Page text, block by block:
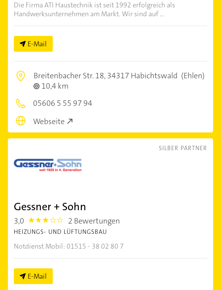
Die Firma ATI Haustechnik ist seit 1992 erfolgreich als
Handwerksunternehmen am Markt. Wir sind auf ...
E-Mail
Breitenbacher Str. 18,34317 Habichtswald (Ehlen)
10,4 km
05606 5 55 97 94
Webseite
SILBER PARTNER
Gessner + Sohn
3,0 3.0 2 Bewertungen
HEIZUNGS- UND LÜFTUNGSBAU
Notdienst Mobil: 01515 - 38 02 80 7
E-Mail